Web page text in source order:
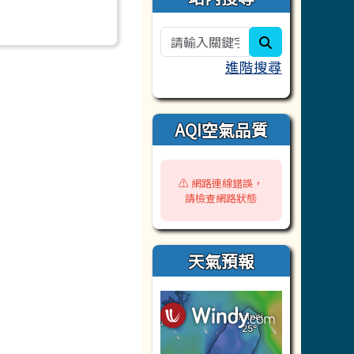
進階搜尋
AQI空氣品質
⚠️ 網路連線錯誤，
請檢查網路狀態
天氣預報